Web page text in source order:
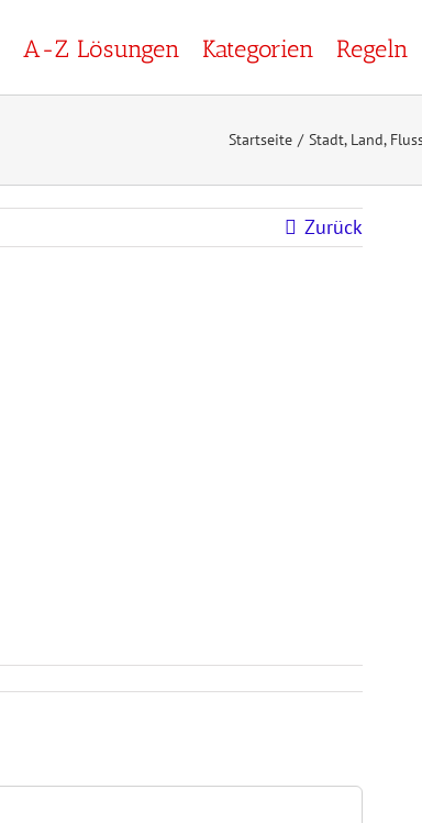
A-Z Lösungen Kategorien Regeln
Startseite Stadt, Land,
Zurück